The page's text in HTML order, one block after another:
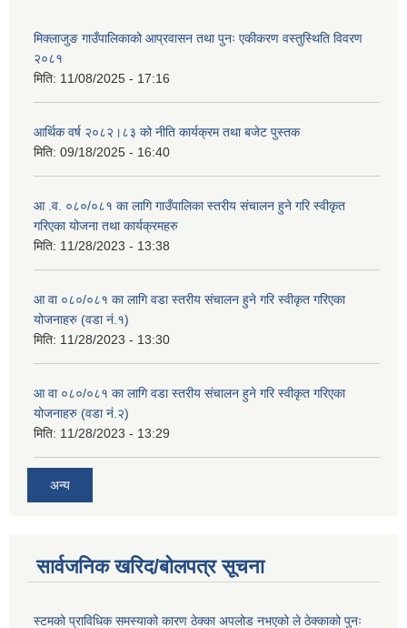
मिक्लाजुङ गाउँपालिकाको आप्रवासन तथा पुनः एकीकरण वस्तुस्थिति विवरण
२०८१
मिति: 11/08/2025 - 17:16
आर्थिक वर्ष २०८२।८३ को नीति कार्यक्रम तथा बजेट पुस्तक
मिति: 09/18/2025 - 16:40
आ .व. ०८०/०८१ का लागि गाउँपालिका स्तरीय संचालन हुने गरि स्वीकृत
गरिएका योजना तथा कार्यक्रमहरु
मिति: 11/28/2023 - 13:38
आ वा ०८०/०८१ का लागि वडा स्तरीय संचालन हुने गरि स्वीकृत गरिएका
योजनाहरु (वडा नं.१)
मिति: 11/28/2023 - 13:30
आ वा ०८०/०८१ का लागि वडा स्तरीय संचालन हुने गरि स्वीकृत गरिएका
योजनाहरु (वडा नं.२)
मिति: 11/28/2023 - 13:29
अन्य
सार्वजनिक खरिद/बोलपत्र सूचना
स्टमको प्राविधिक समस्याको कारण ठेक्का अपलोड नभएको ले ठेक्काको पुनः